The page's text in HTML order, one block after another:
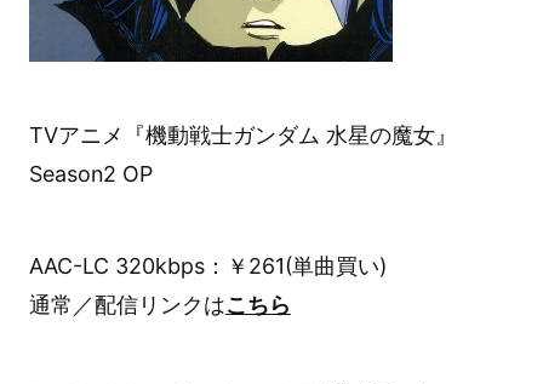
TVアニメ『機動戦士ガンダム 水星の魔女』
Season2 OP
AAC-LC 320kbps：￥261(単曲買い)
通常／配信リンクはこちら